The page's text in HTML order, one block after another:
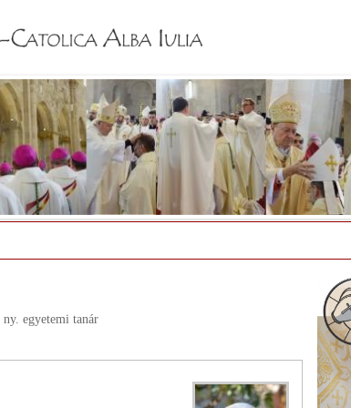
ny. egyetemi tanár